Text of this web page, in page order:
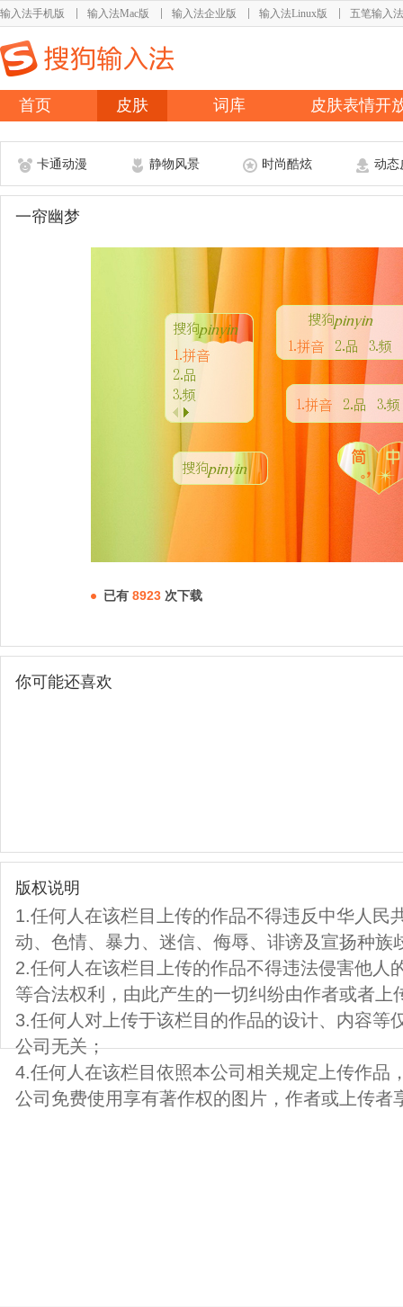
输入法手机版 输入法Mac版 输入法企业版 输入法Linux版 五笔输入法
首页 皮肤 词库 皮肤表情开
卡通动漫 静物风景 时尚酷炫 动态
一帘幽梦
已有 8923 次下载
你可能还喜欢
版权说明
1.任何人在该栏目上传的作品不得违反中华人民
动、色情、暴力、迷信、侮辱、诽谤及宣扬种族
2.任何人在该栏目上传的作品不得违法侵害他人
等合法权利，由此产生的一切纠纷由作者或者上
3.任何人对上传于该栏目的作品的设计、内容等
公司无关；
4.任何人在该栏目依照本公司相关规定上传作品
公司免费使用享有著作权的图片，作者或上传者